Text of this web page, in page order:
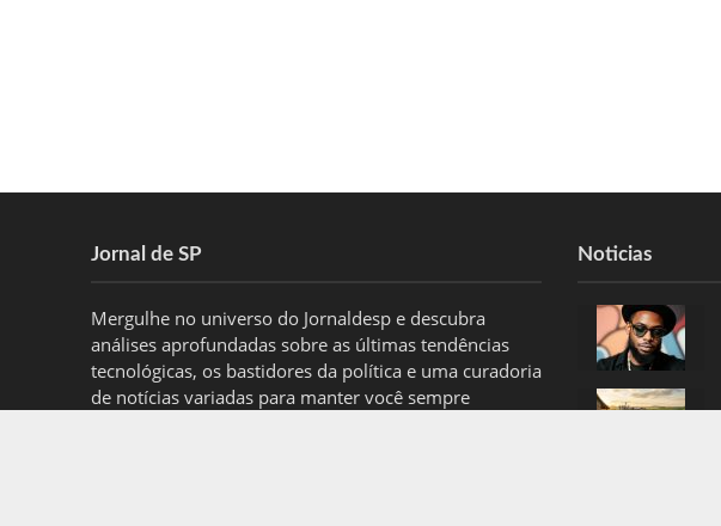
Jornal de SP
Mergulhe no universo do Jornaldesp e descubra
análises aprofundadas sobre as últimas tendências
tecnológicas, os bastidores da política e uma curadoria
de notícias variadas para manter você sempre
Noticias